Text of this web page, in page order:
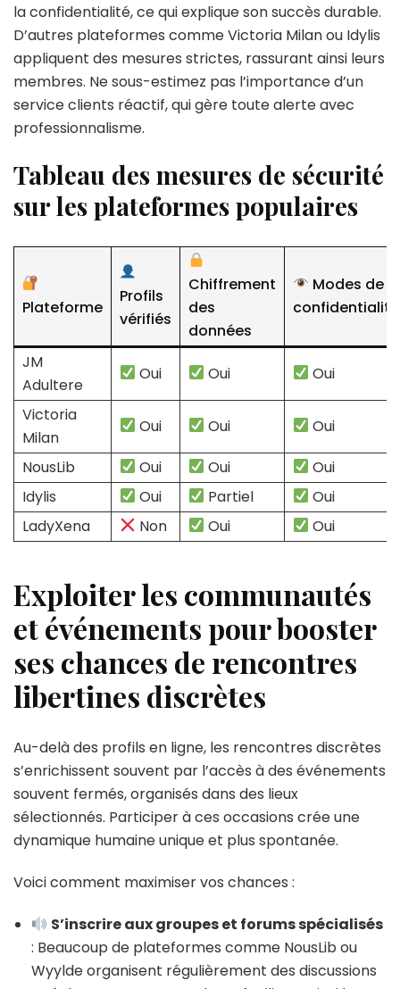
la confidentialité, ce qui explique son succès durable.
D’autres plateformes comme Victoria Milan ou Idylis
appliquent des mesures strictes, rassurant ainsi leurs
membres. Ne sous-estimez pas l’importance d’un
service clients réactif, qui gère toute alerte avec
professionnalisme.
Tableau des mesures de sécurité
sur les plateformes populaires
Plateforme
Profils
vérifiés
Chiffrement
des
données
Modes de
confidentialité
JM
Adultere
Oui Oui
Oui
Victoria
Milan
Oui Oui
Oui
NousLib
Oui Oui
Oui
Idylis
Oui Partiel
Oui
LadyXena
Non Oui Oui
Exploiter les communautés
et événements pour booster
ses chances de rencontres
libertines discrètes
Au-delà des profils en ligne, les rencontres discrètes
s’enrichissent souvent par l’accès à des événements
souvent fermés, organisés dans des lieux
sélectionnés. Participer à ces occasions crée une
dynamique humaine unique et plus spontanée.
Voici comment maximiser vos chances :
S’inscrire aux groupes et forums spécialisés
: Beaucoup de plateformes comme NousLib ou
Wyylde organisent régulièrement des discussions